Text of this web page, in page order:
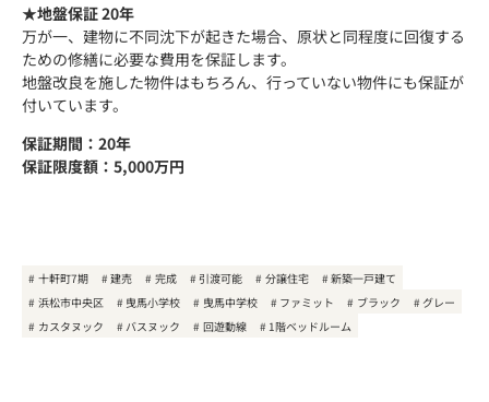
★地盤保証 20年
万が一、建物に不同沈下が起きた場合、原状と同程度に回復する
ための修繕に必要な費用を保証します。
地盤改良を施した物件はもちろん、行っていない物件にも保証が
付いています。
保証期間：20年
保証限度額：5,000万円
十軒町7期 建売 完成 引渡可能 分譲住宅
新築一戸建て
浜松市中央区
曳馬小学校 曳馬中学校 ファミット ブラック
グレー
カスタヌック
バスヌック 回遊動線 1階ベッドルーム